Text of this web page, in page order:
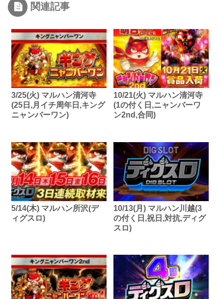
関連記事
3/25(火) マルハン清河寺
(25日,月イチ周年日,キング
ニャンバーワン)
10/21(火) マルハン清河寺
(1の付く日,ニャンバーワ
ン2nd,合同)
5/14(木) マルハン所沢(デ
ィグスロ)
10/13(月) マルハン川越(3
の付く日,祝日,対抗,ディグ
スロ)